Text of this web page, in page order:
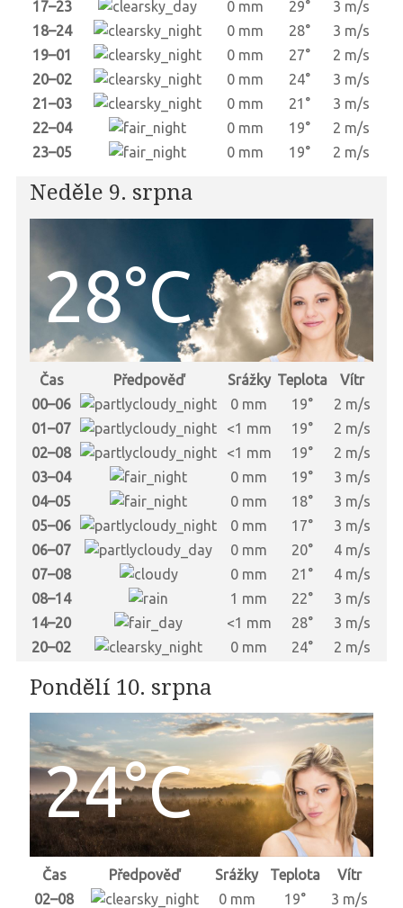
17–23 0 mm 29°
3 m/s
18–24
0 mm 28°
3 m/s
19–01
0 mm 27°
2 m/s
20–02
0 mm 24°
3 m/s
21–03
0 mm 21°
3 m/s
22–04
0 mm 19°
2 m/s
23–05
0 mm 19° 2 m/s
Neděle 9. srpna
28°C
Čas Předpověď Srážky Teplota
Vítr
00–06
0 mm 19°
2 m/s
01–07
<1 mm 19°
2 m/s
02–08
<1 mm 19°
2 m/s
03–04
0 mm 19°
3 m/s
04–05
0 mm 18°
3 m/s
05–06
0 mm 17°
3 m/s
06–07
0 mm 20°
4 m/s
07–08
0 mm 21°
4 m/s
08–14
1 mm 22°
3 m/s
14–20
<1 mm 28°
3 m/s
20–02
0 mm 24° 2 m/s
Pondělí 10. srpna
24°C
Čas Předpověď Srážky Teplota
Vítr
02–08
0 mm 19°
3 m/s